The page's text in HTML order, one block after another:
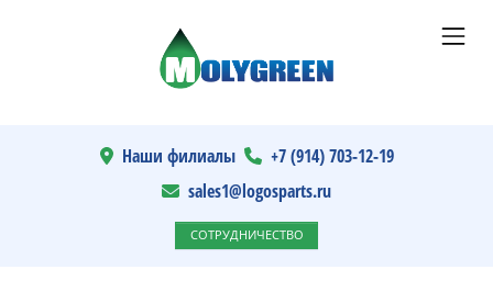
Наши филиалы
+7 (914) 703-12-19
sales1@logosparts.ru
СОТРУДНИЧЕСТВО